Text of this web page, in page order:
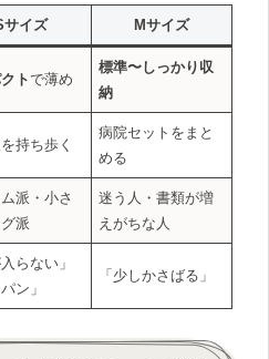
サイズ Mサイズ
トで薄め
標準〜しっかり収
納
持ち歩く
病院セットをまと
める
派・小さ
派
迷う人・書類が増
えがちな人
らない」
ン」
「少しかさばる」